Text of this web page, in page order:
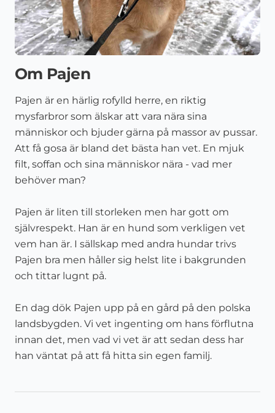
Om Pajen
Pajen är en härlig rofylld herre, en riktig
mysfarbror som älskar att vara nära sina
människor och bjuder gärna på massor av pussar.
Att få gosa är bland det bästa han vet. En mjuk
filt, soffan och sina människor nära - vad mer
behöver man?
Pajen är liten till storleken men har gott om
självrespekt. Han är en hund som verkligen vet
vem han är. I sällskap med andra hundar trivs
Pajen bra men håller sig helst lite i bakgrunden
och tittar lugnt på.
En dag dök Pajen upp på en gård på den polska
landsbygden. Vi vet ingenting om hans förflutna
innan det, men vad vi vet är att sedan dess har
han väntat på att få hitta sin egen familj.